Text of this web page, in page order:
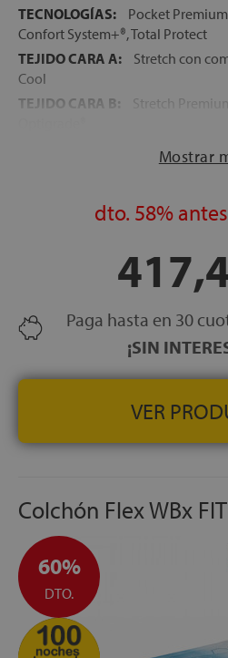
TECNOLOGÍAS:
Pocket
Confort System+®, Total Protect
TEJIDO CARA A:
Stretch con
Cool
TEJIDO CARA B:
Stretch
Pocket Premium® Top
VERSIÓN GEMELO:
No
HIPOALERGÉNICO:
TRANSPIRABILIDAD:
Trofeo del Hogar 2026
CERTIFICADOS: OEKO-TEX®
3 años
Mostrar
dto. 58% antes
Paga hasta en 30
¡SIN
VER
Colchón Flex WBx
60%
DTO.